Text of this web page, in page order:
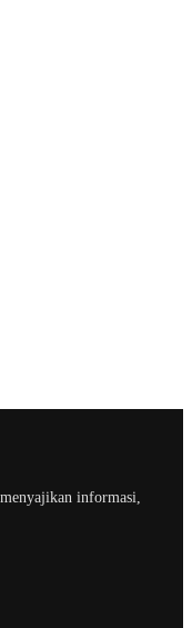
informasi,